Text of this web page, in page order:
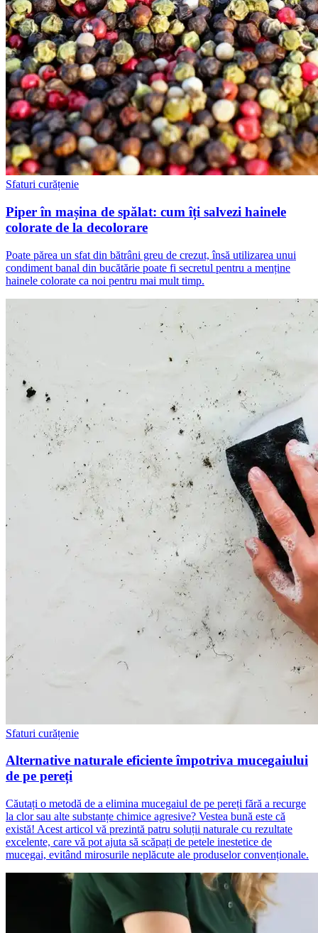
Sfaturi curățenie
Piper în mașina de spălat: cum îți salvezi hainele
colorate de la decolorare
Poate părea un sfat din bătrâni greu de crezut, însă utilizarea unui
condiment banal din bucătărie poate fi secretul pentru a menține
hainele colorate ca noi pentru mai mult timp.
Sfaturi curățenie
Alternative naturale eficiente împotriva mucegaiului
de pe pereți
Căutați o metodă de a elimina mucegaiul de pe pereți fără a recurge
la clor sau alte substanțe chimice agresive? Vestea bună este că
există! Acest articol vă prezintă patru soluții naturale cu rezultate
excelente, care vă pot ajuta să scăpați de petele inestetice de
mucegai, evitând mirosurile neplăcute ale produselor convenționale.